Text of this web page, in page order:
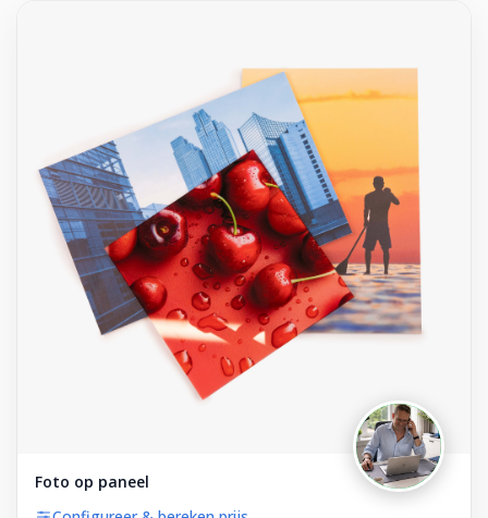
Foto op paneel
Foliereclame
Meestal binnen een dag